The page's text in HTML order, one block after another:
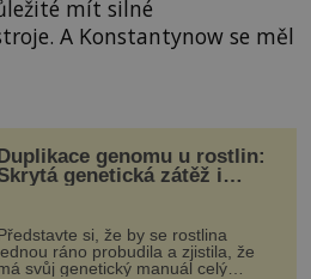
mít silné
A Konstantynow se měl
genomu u rostlin:
genetická zátěž i
si, že by se rostlina
ráno probudila a zjistila, že
svůj genetický manuál celý